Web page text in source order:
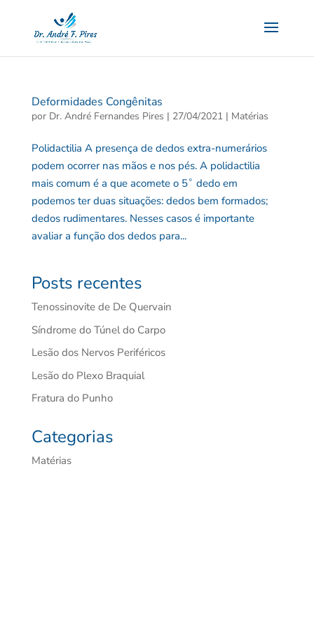
Deformidades Congênitas
por Dr. André Fernandes Pires | 27/04/2021| Matérias
Polidactilia A presença de dedos extra-numerários
podem ocorrer nas mãos e nos pés. A polidactilia
mais comum é a que acomete o 5˚ dedo em
podemos ter duas situações: dedos bem formados;
dedos rudimentares. Nesses casos é importante
avaliar a função dos dedos para...
Posts recentes
Tenossinovite de De Quervain
Síndrome do Túnel do Carpo
Lesão dos Nervos Periféricos
Lesão do Plexo Braquial
Fratura do Punho
Categorias
Matérias